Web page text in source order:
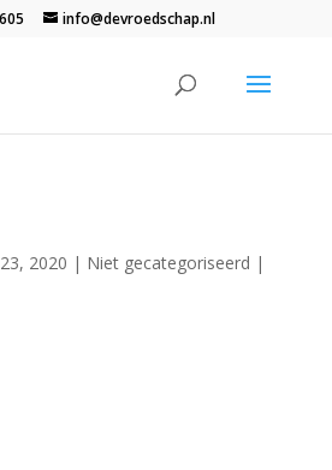
info@devroedschap.nl
2020 | Niet gecategoriseerd |